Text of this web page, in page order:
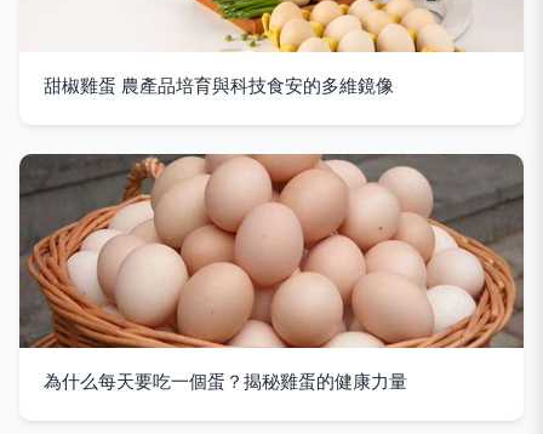
甜椒雞蛋 農產品培育與科技食安的多維鏡像
為什么每天要吃一個蛋？揭秘雞蛋的健康力量